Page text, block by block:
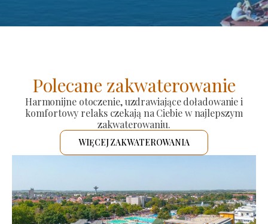
Polecane zakwaterowanie
Harmonijne otoczenie, uzdrawiające doładowanie i
komfortowy relaks czekają na Ciebie w najlepszym
zakwaterowaniu.
WIĘCEJ ZAKWATEROWANIA